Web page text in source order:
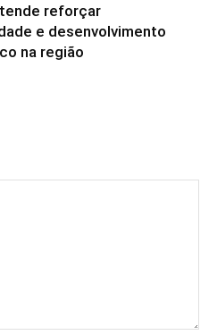
reforçar
e desenvolvimento
na região